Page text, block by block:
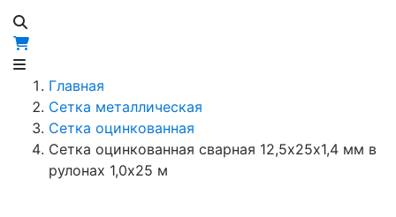
Главная
Сетка металлическая
Сетка оцинкованная
Сетка оцинкованная сварная 12,5х25х1,4 мм в
рулонах 1,0х25 м